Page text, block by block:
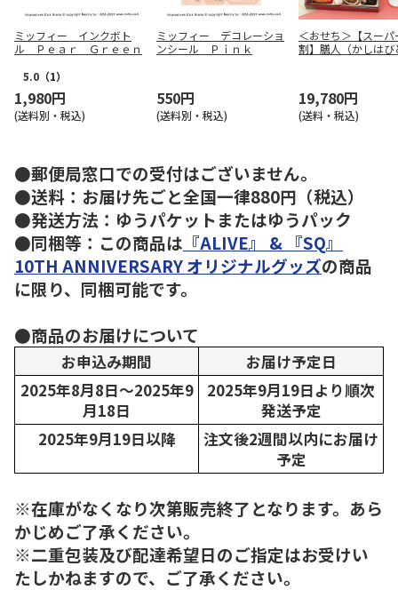
ミッフィー インクボト
ル Ｐｅａｒ Ｇｒｅｅｎ
5.0 （1）
1,980円
(送料別・税込)
ミッフィー デコレーショ
ンシール Ｐｉｎｋ
550円
(送料別・税込)
＜おせち＞【スーパ
割】膳人（かしは
19,780円
(送料・税込)
●郵便局窓口での受付はございません。
●送料：お届け先ごと全国一律880円（税込）
●発送方法：ゆうパケットまたはゆうパック
●同梱等：この商品は 『ALIVE』 & 『SQ』
10TH ANNIVERSARY オリジナルグッズの商品
に限り、同梱可能です。
●商品のお届けについて
お申込み期間
お届け予定日
2025年8月8日～2025年9
月18日
2025年9月19日より順次
発送予定
2025年9月19日以降
注文後2週間以内にお届け
予定
※在庫がなくなり次第販売終了となります。あら
かじめご了承ください。
※二重包装及び配達希望日のご指定はお受けい
たしかねますので、ご了承ください。